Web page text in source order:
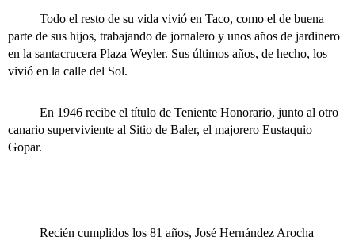
Todo el resto de su vida vivió en Taco, como el de buena
parte de sus hijos, trabajando de jornalero y unos años de jardinero
en la santacrucera Plaza Weyler. Sus últimos años, de hecho, los
vivió en la calle del Sol.
En 1946 recibe el título de Teniente Honorario, junto al otro
canario superviviente al Sitio de Baler, el majorero Eustaquio
Gopar.
Recién cumplidos los 81 años, José Hernández Arocha